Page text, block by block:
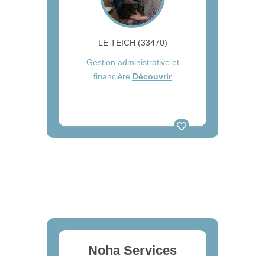
LE TEICH (33470)
Gestion administrative et
financière Découvrir
Noha Services